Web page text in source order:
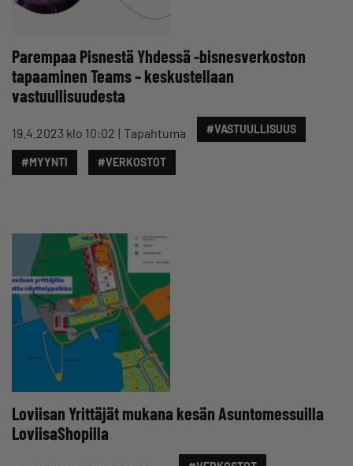
Parempaa Pisnestä Yhdessä -bisnesverkoston
tapaaminen Teams – keskustellaan
vastuullisuudesta
19.4.2023 klo 10:02 Tapahtuma #VASTUULLISUUS
#MYYNTI #VERKOSTOT
Loviisan Yrittäjät mukana kesän Asuntomessuilla
LoviisaShopilla